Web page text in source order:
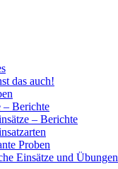
das auch!
– Berichte
– Berichte
Proben
Einsätze und Übungen